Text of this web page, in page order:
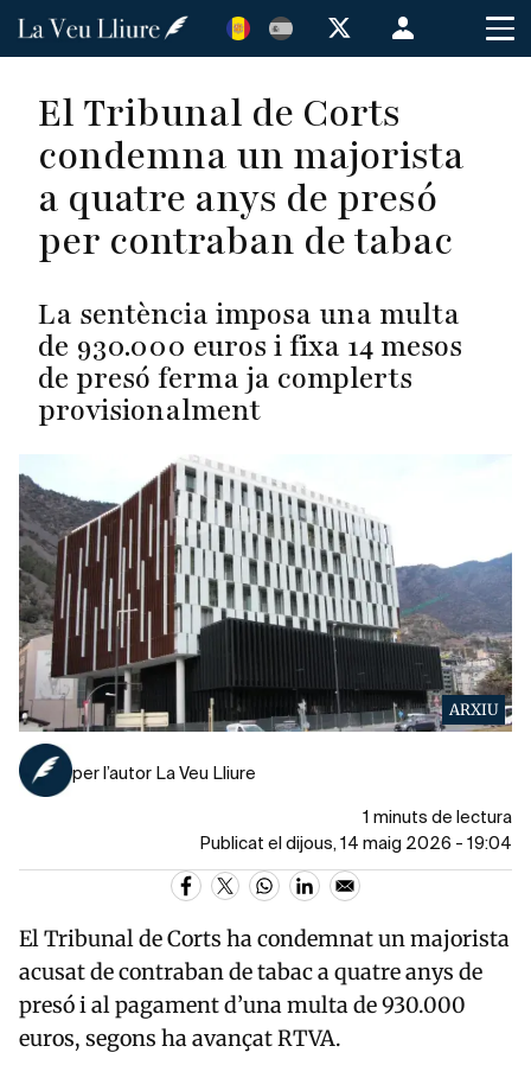
Vés
Menú
de
de
usuario
El Tribunal de Corts
condemna un majorista
a quatre anys de presó
per contraban de tabac
La sentència imposa una multa
de 930.000 euros i fixa 14 mesos
de presó ferma ja complerts
provisionalment
ARXIU
per l’autor La Veu Lliure
1 minuts de lectura
Publicat el dijous, 14 maig 2026 - 19:04
ElTribunal de Corts ha condemnat un majorista
acusat de contraban de tabac a quatre anys de
presó i al pagament d’una multa de 930.000
euros, segons ha avançatRTVA.